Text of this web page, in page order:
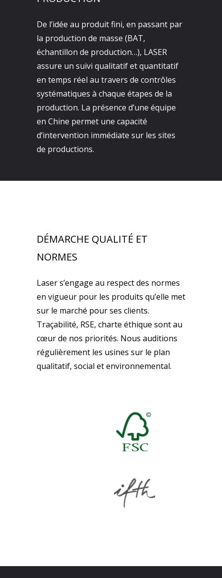
De l’idée au produit fini, en passant par
la production de masse (BAT,
échantillon de production…), LASER
assure un suivi qualitatif et quantitatif
en temps réel au travers de contrôles
systématiques à chaque étapes de la
production. La présence d’une équipe
en Chine permet une capacité
d’intervention immédiate sur les sites
de productions.
DÉMARCHE QUALITÉ ET
NORMES
Laser s’engage au respect des normes
en vigueur pour les produits qu’elle met
sur le marché pour ses clients.
Traçabilité, RSE, charte éthique sont au
cœur de nos priorités. Nous auditions
régulièrement les usines sur le plan
qualitatif, social et environnemental.